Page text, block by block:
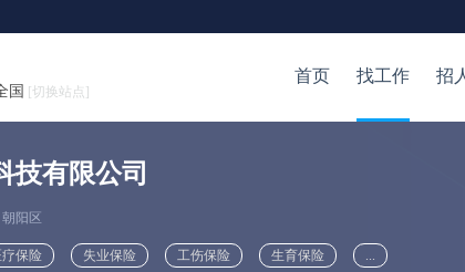
国 [切换站点]
首页 找工作 招
技有限公司
朝阳区
疗保险 失业保险 工伤保险 生育保险 ...